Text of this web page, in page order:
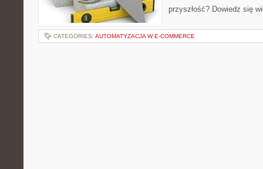
przyszłość? Dowiedz się
CATEGORIES: AUTOMATYZACJA W E-COMMERCE